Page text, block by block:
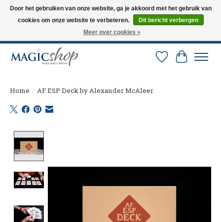
Altijd de nieuwste trucs op voorraad. Snelle verzending via PostNL en DHL.
Langskomen in onze winkel? Bel of mail om een afspraak te maken. 0251-
Verlanglijst
Home / AF ESP Deck by Alexander McAleer
Door het gebruiken van onze website, ga je akkoord met het gebruik van
cookies om onze website te verbeteren.
Dit bericht verbergen
Meer over cookies »